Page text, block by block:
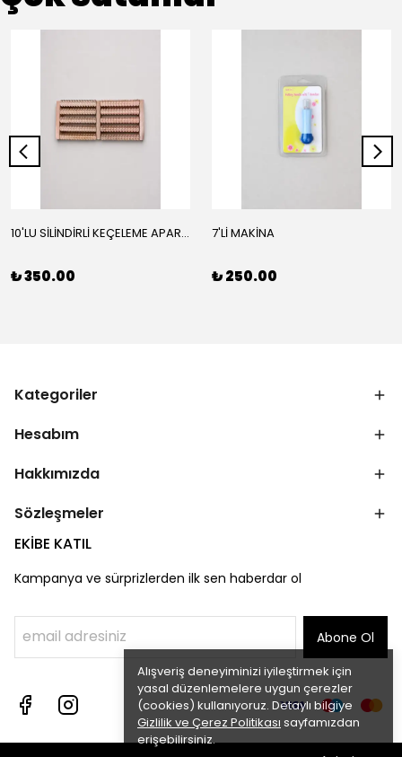
Alışveriş deneyiminizi iyileştirmek için
yasal düzenlemelere uygun çerezler
(cookies) kullanıyoruz. Detaylı bilgiye
Gizlilik ve Çerez Politikası sayfamızdan
erişebilirsiniz.
10'LU SİLİNDİRLİ KEÇELEME APARATI
₺ 350.00
7'Lİ MAKİNA
₺ 250.00
Kategoriler
Hesabım
Hakkımızda
Sözleşmeler
EKİBE KATIL
Kampanya ve sürprizlerden ilk sen haberdar ol
Abone Ol